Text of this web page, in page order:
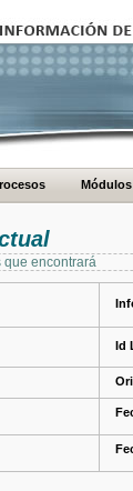
Módulos
que encontrará
Id